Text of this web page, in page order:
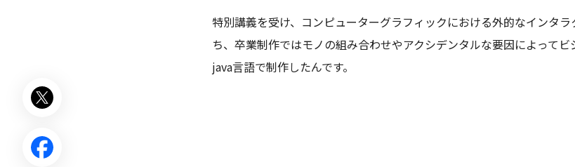
特別講義を受け、コンピューターグラフィックにおける外的なインタ
ち、卒業制作ではモノの組み合わせやアクシデンタルな要因によって
java言語で制作したんです。